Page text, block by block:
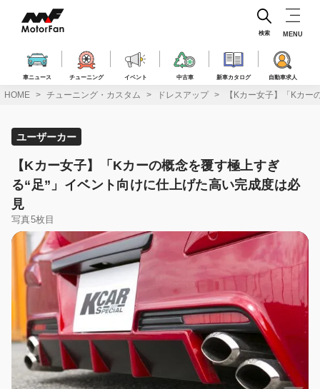
ス
車ニュース チューニング イベント 中古車 新車カタログ 自動車求人
検索 MENU
HOME チューニング・カスタム ドレスアップ 【Kカー女子】「Kカー
ユーザーカー
【Kカー女子】「Kカーの概念を覆す極上すぎ
る“足”」イベント向けに仕上げた高い完成度は必
見
写真5枚目